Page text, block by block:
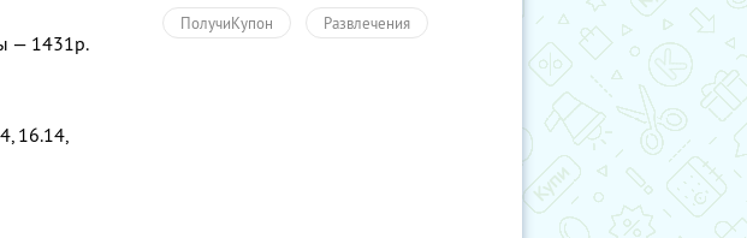
— 1431р.
16.14,
ПолучиКупон Развлечения